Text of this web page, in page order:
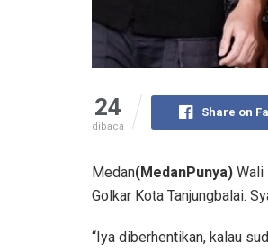
24
dibaca
Share on
Medan(MedanPunya) Wali
Golkar Kota Tanjungbalai.
“Iya diberhentikan, kalau